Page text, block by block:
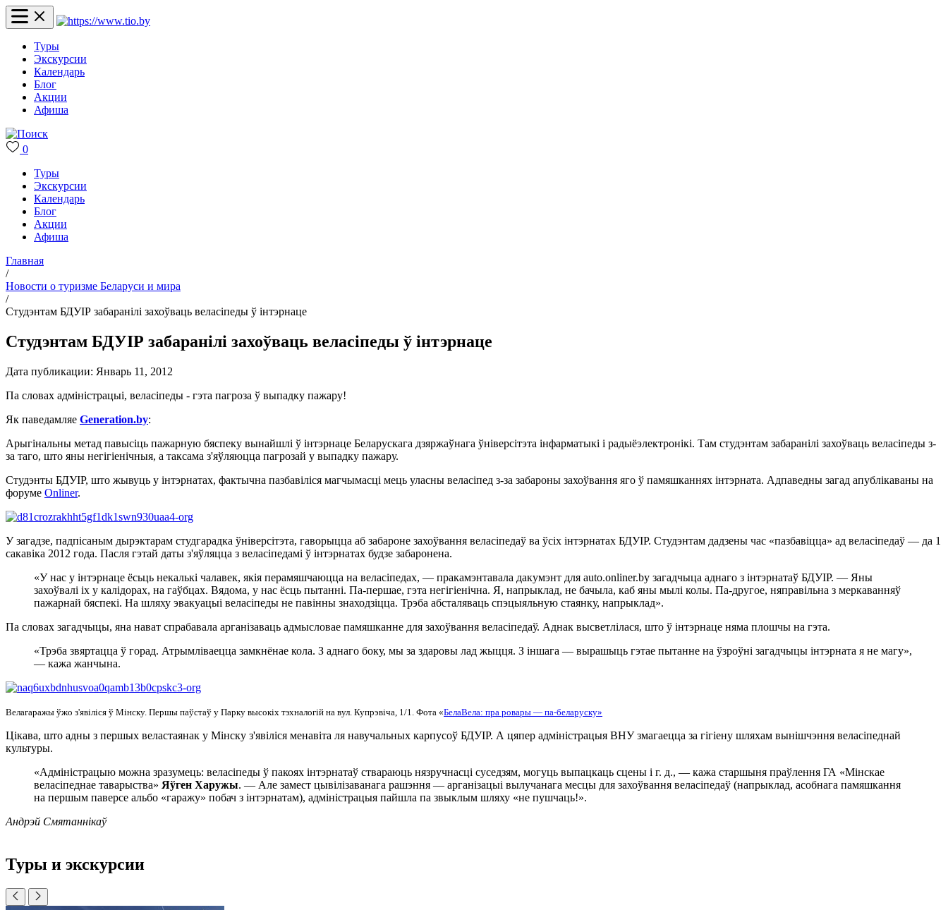
Туры
Экскурсии
Календарь
Блог
Акции
Афиша
0
Туры
Экскурсии
Календарь
Блог
Акции
Афиша
Главная
/
Новости о туризме Беларуси и мира
/
Студэнтам БДУІР забаранілі захоўваць веласіпеды ў інтэрнаце
Студэнтам БДУІР забаранілі захоўваць веласіпеды ў інтэрнаце
Дата публикации: Январь 11, 2012
Па словах адміністрацыі, веласіпеды - гэта пагроза ў выпадку пажару!
Як паведамляе Generation.by:
Арыгінальны метад павысіць пажарную бяспеку вынайшлі ў інтэрнаце Беларускага дзяржаўнага ўніверсітэта інфарматыкі і радыёэлектронікі. Там студэнтам забаранілі захоўваць веласіпеды з-
за таго, што яны негігіенічныя, а таксама з'яўляюцца пагрозай у выпадку пажару.
Студэнты БДУІР, што жывуць у інтэрнатах, фактычна пазбавіліся магчымасці мець уласны веласіпед з-за забароны захоўвання яго ў памяшканнях інтэрната. Адпаведны загад апублікаваны на
форуме Onliner.
У загадзе, падпісаным дырэктарам студгарадка ўніверсітэта, гаворыцца аб забароне захоўвання веласіпедаў ва ўсіх інтэрнатах БДУІР. Студэнтам дадзены час «пазбавіцца» ад веласіпедаў — да 1
сакавіка 2012 года. Пасля гэтай даты з'яўляцца з веласіпедамі ў інтэрнатах будзе забаронена.
«У нас у інтэрнаце ёсьць некалькі чалавек, якія перамяшчаюцца на веласіпедах, — пракамэнтавала дакумэнт для auto.onliner.by загадчыца аднаго з інтэрнатаў БДУІР. — Яны
захоўвалі іх у калідорах, на гаўбцах. Вядома, у нас ёсць пытанні. Па-першае, гэта негігіенічна. Я, напрыклад, не бачыла, каб яны мылі колы. Па-другое, няправільна з меркаванняў
пажарнай бяспекі. На шляху эвакуацыі веласіпеды не павінны знаходзіцца. Трэба абсталяваць спэцыяльную стаянку, напрыклад».
Па словах загадчыцы, яна нават спрабавала арганізаваць адмысловае памяшканне для захоўвання веласіпедаў. Аднак высветлілася, што ў інтэрнаце няма плошчы на гэта.
«Трэба звяртацца ў горад. Атрымліваецца замкнёнае кола. З аднаго боку, мы за здаровы лад жыцця. З іншага — вырашыць гэтае пытанне на ўзроўні загадчыцы інтэрната я не магу»,
— кажа жанчына.
Велагаражы ўжо з'явіліся ў Мінску. Першы паўстаў у Парку высокіх тэхналогій на вул. Купрэвіча, 1/1. Фота «БелаВела: пра ровары — па-беларуску»
Цікава, што адны з першых веластаянак у Мінску з'явіліся менавіта ля навучальных карпусоў БДУІР. А цяпер адміністрацыя ВНУ змагаецца за гігіену шляхам вынішчэння веласіпеднай
культуры.
«Адміністрацыю можна зразумець: веласіпеды ў пакоях інтэрнатаў ствараюць нязручнасці суседзям, могуць выпацкаць сцены і г. д., — кажа старшыня праўлення ГА «Мінскае
веласіпеднае таварыства» Яўген Харужы. — Але замест цывілізаванага рашэння — арганізацыі вылучанага месцы для захоўвання веласіпедаў (напрыклад, асобнага памяшкання
на першым паверсе альбо «гаражу» побач з інтэрнатам), адміністрацыя пайшла па звыклым шляху «не пушчаць!».
Андрэй Смятаннікаў
Туры и экскурсии